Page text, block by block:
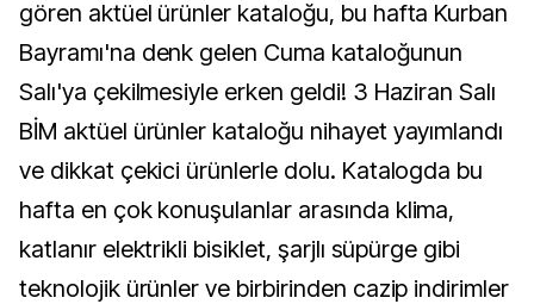
gören aktüel ürünler kataloğu, bu hafta Kurban
Bayramı'na denk gelen Cuma kataloğunun
Salı'ya çekilmesiyle erken geldi! 3 Haziran Salı
BİM aktüel ürünler kataloğu nihayet yayımlandı
ve dikkat çekici ürünlerle dolu. Katalogda bu
hafta en çok konuşulanlar arasında klima,
katlanır elektrikli bisiklet, şarjlı süpürge gibi
teknolojik ürünler ve birbirinden cazip indirimler